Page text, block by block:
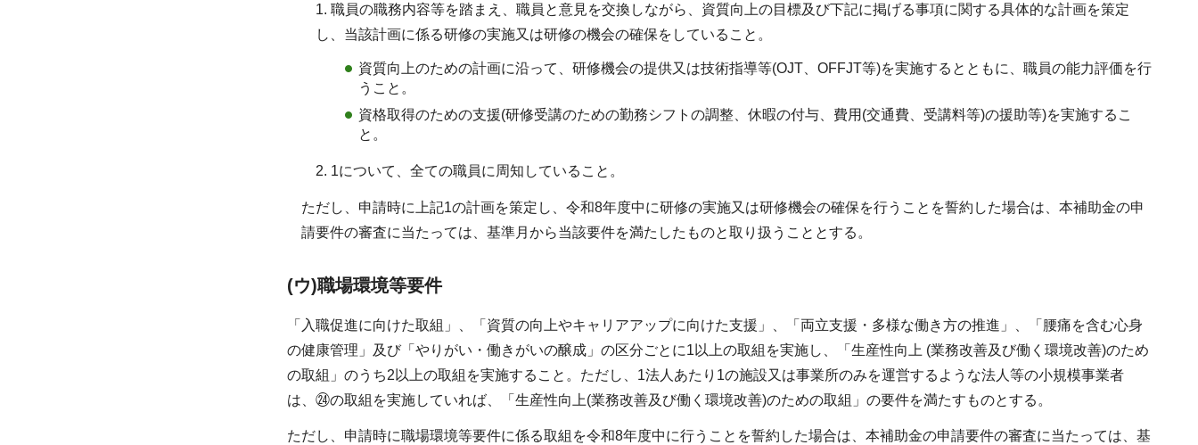
1. 職員の職務内容等を踏まえ、職員と意見を交換しながら、資質向上の目標及び下記に掲げる事項に関する具体的な計画を策定
し、当該計画に係る研修の実施又は研修の機会の確保をしていること。
資質向上のための計画に沿って、研修機会の提供又は技術指導等(OJT、OFFJT等)を実施するとともに、職員の能力評価を行
うこと。
資格取得のための支援(研修受講のための勤務シフトの調整、休暇の付与、費用(交通費、受講料等)の援助等)を実施するこ
と。
2. 1について、全ての職員に周知していること。
ただし、申請時に上記1の計画を策定し、令和8年度中に研修の実施又は研修機会の確保を行うことを誓約した場合は、本補助金の申
請要件の審査に当たっては、基準月から当該要件を満たしたものと取り扱うこととする。
(ウ)職場環境等要件
「入職促進に向けた取組」、「資質の向上やキャリアアップに向けた支援」、「両立支援・多様な働き方の推進」、「腰痛を含む心身
の健康管理」及び「やりがい・働きがいの醸成」の区分ごとに1以上の取組を実施し、「生産性向上 (業務改善及び働く環境改善)のため
の取組」のうち2以上の取組を実施すること。ただし、1法人あたり1の施設又は事業所のみを運営するような法人等の小規模事業者
は、㉔の取組を実施していれば、「生産性向上(業務改善及び働く環境改善)のための取組」の要件を満たすものとする。
ただし、申請時に職場環境等要件に係る取組を令和8年度中に行うことを誓約した場合は、本補助金の申請要件の審査に当たっては、基